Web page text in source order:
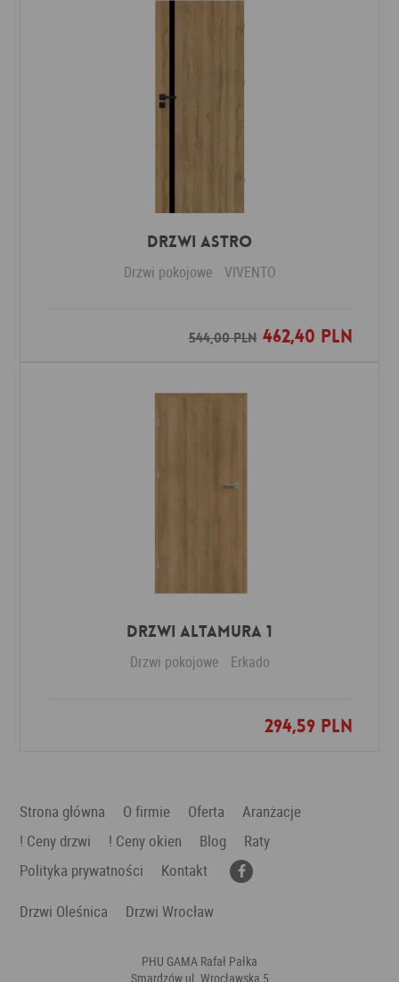
Drzwi ASTRO
Drzwi pokojowe VIVENTO
544,00 PLN462,40 PLN
Dodaj do ulubionych
Drzwi Altamura 1
Drzwi pokojowe Erkado
294,59 PLN
Dodaj do ulubionych
Strona główna O firmie Oferta
Aranżacje
! Ceny drzwi
! Ceny okien Blog
Raty
Polityka prywatności
Kontakt
Drzwi Oleśnica
Drzwi Wrocław
PHU GAMA Rafał Pałka
Smardzów ul. Wrocławska 5